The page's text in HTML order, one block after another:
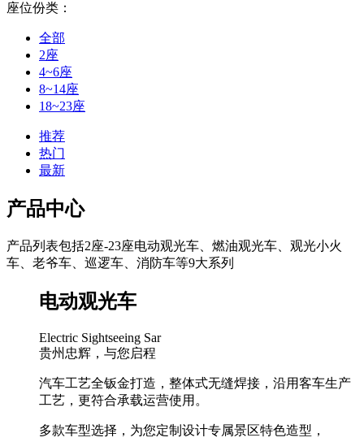
座位份类：
全部
2座
4~6座
8~14座
18~23座
推荐
热门
最新
产品中心
产品列表包括2座-23座电动观光车、燃油观光车、观光小火
车、老爷车、巡逻车、消防车等9大系列
电动观光车
Electric Sightseeing Sar
贵州忠辉，与您启程
汽车工艺全钣金打造，整体式无缝焊接，沿用客车生产
工艺，更符合承载运营使用。
多款车型选择，为您定制设计专属景区特色造型，